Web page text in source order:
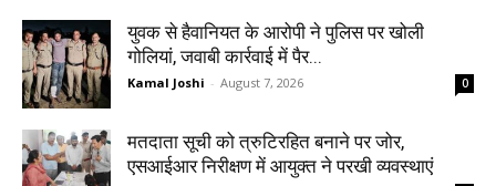
युवक से हैवानियत के आरोपी ने पुलिस पर खोली
गोलियां, जवाबी कार्रवाई में पैर...
Kamal Joshi - August 7, 2026 0
मतदाता सूची को त्रुटिरहित बनाने पर जोर,
एसआईआर निरीक्षण में आयुक्त ने परखी व्यवस्थाएं